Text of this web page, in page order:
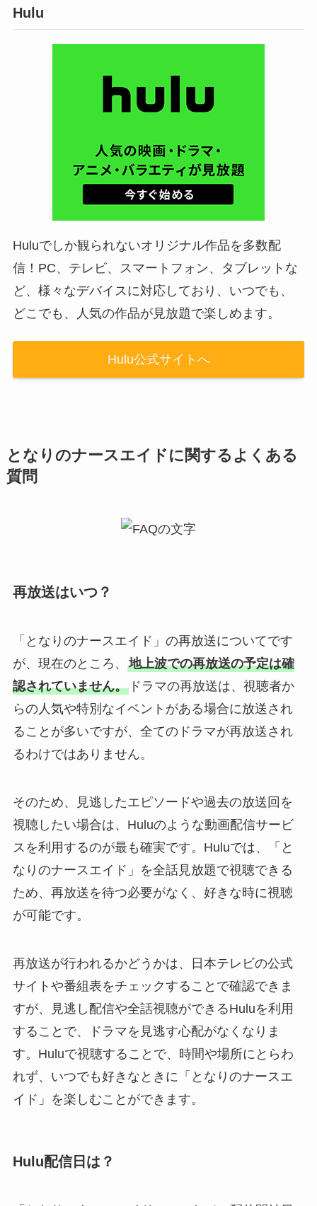
Hulu
Huluでしか観られないオリジナル作品を多数配
信！PC、テレビ、スマートフォン、タブレットな
ど、様々なデバイスに対応しており、いつでも、
どこでも、人気の作品が見放題で楽しめます。
Hulu公式サイトへ
となりのナースエイドに関するよくある
質問
再放送はいつ？
「となりのナースエイド」の再放送についてです
が、現在のところ、 地上波での再放送の予定は確
認されていません。ドラマの再放送は、視聴者か
らの人気や特別なイベントがある場合に放送され
ることが多いですが、全てのドラマが再放送され
るわけではありません。
そのため、見逃したエピソードや過去の放送回を
視聴したい場合は、Huluのような動画配信サービ
スを利用するのが最も確実です。Huluでは、「と
なりのナースエイド」を全話見放題で視聴できる
ため、再放送を待つ必要がなく、好きな時に視聴
が可能です。
再放送が行われるかどうかは、日本テレビの公式
サイトや番組表をチェックすることで確認できま
すが、見逃し配信や全話視聴ができるHuluを利用
することで、ドラマを見逃す心配がなくなりま
す。Huluで視聴することで、時間や場所にとらわ
れず、いつでも好きなときに「となりのナースエ
イド」を楽しむことができます。
Hulu配信日は？